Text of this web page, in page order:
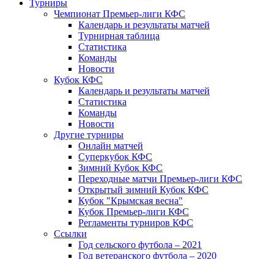
Турниры
Чемпионат Премьер-лиги КФС
Календарь и результаты матчей
Турнирная таблица
Статистика
Команды
Новости
Кубок КФС
Календарь и результаты матчей
Статистика
Команды
Новости
Другие турниры
Онлайн матчей
Суперкубок КФС
Зимний Кубок КФС
Переходные матчи Премьер-лиги КФС
Открытый зимний Кубок КФС
Кубок "Крымская весна"
Кубок Премьер-лиги КФС
Регламенты турниров КФС
Ссылки
Год сельского футбола – 2021
Год ветеранского футбола – 2020